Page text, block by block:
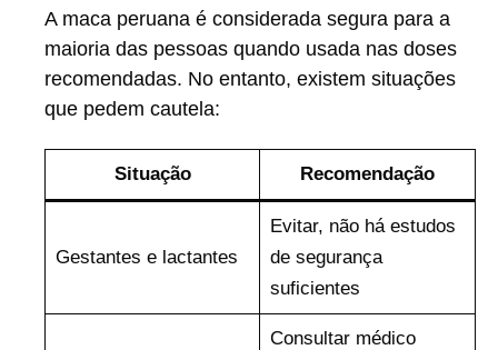
A maca peruana é considerada segura para a
maioria das pessoas quando usada nas doses
recomendadas. No entanto, existem situações
que pedem cautela:
Situação Recomendação
Gestantes e lactantes
Evitar, não há estudos
de segurança
suficientes
Consultar médico